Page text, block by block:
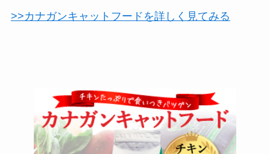
>>カナガンキャットフードを詳しく見てみる